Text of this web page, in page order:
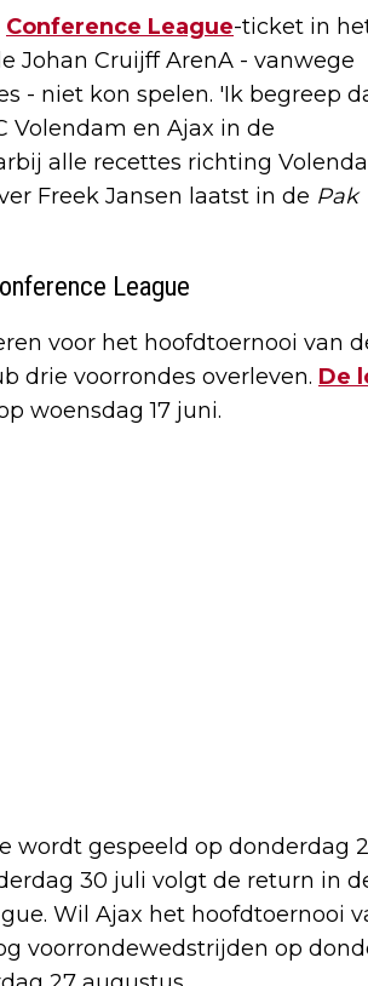
Conference League-ticket in
Johan Cruijff ArenA - vanwege
- niet kon spelen. 'Ik begreep
Volendam en Ajax in de
alle recettes richting
Freek Jansen laatst in de Pak
League
voor het hoofdtoernooi van
drie voorrondes overleven. De
woensdag 17 juni.
wordt gespeeld op donderdag
30 juli volgt de return in
Wil Ajax het hoofdtoernooi
voorrondewedstrijden op